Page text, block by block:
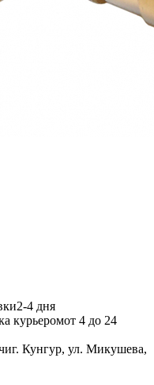
2-4 дня
от 4 до 24
г. Кунгур, ул. Микушева,